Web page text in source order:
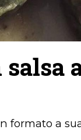
formato a